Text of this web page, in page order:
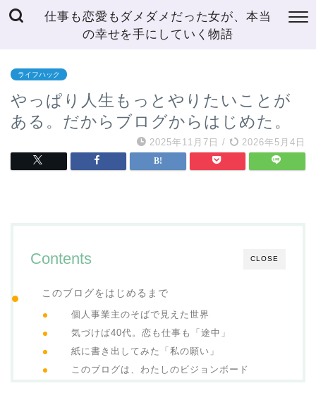
仕事も恋愛もダメダメだった女が、本当
の幸せを手にしていく物語
ライフハック
やっぱり人生もっとやりたいことが
ある。だからブログからはじめた。
2025年11月7日 / 2026年5月4日
CLOSE
Contents
このブログをはじめるまで
個人事業主のそばで見えた世界
気づけば40代。恋も仕事も「途中」
紙に書き出してみた「私の願い」
このブログは、わたしのビジョンボード